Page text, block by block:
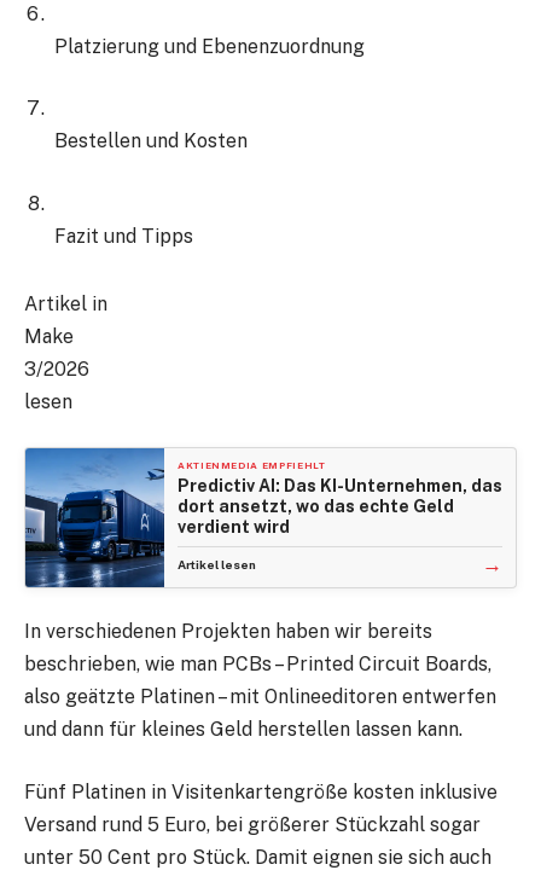
Platzierung und Ebenenzuordnung
Bestellen und Kosten
Fazit und Tipps
Artikel in
Make
3/2026
lesen
AKTIENMEDIA EMPFIEHLT
Predictiv AI: Das KI-Unternehmen, das
dort ansetzt, wo das echte Geld
verdient wird
Artikel lesen →
In verschiedenen Projekten haben wir bereits
beschrieben, wie man PCBs – Printed Circuit Boards,
also geätzte Platinen – mit Onlineeditoren entwerfen
und dann für kleines Geld herstellen lassen kann.
Fünf Platinen in Visitenkartengröße kosten inklusive
Versand rund 5 Euro, bei größerer Stückzahl sogar
unter 50 Cent pro Stück. Damit eignen sie sich auch